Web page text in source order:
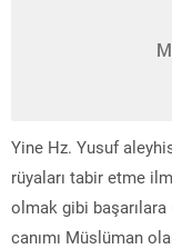
Yine Hz. Yusuf
rüyaları tabir etme
olmak gibi başarılara
canımı Müslüman